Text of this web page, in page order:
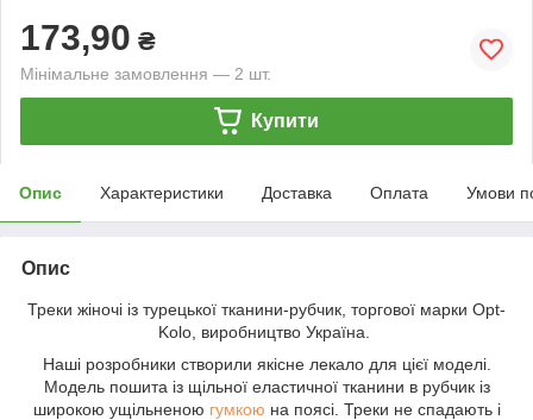
173,90 ₴
Мінімальне замовлення — 2 шт.
Купити
Опис Характеристики Доставка Оплата Умови
Опис
Треки жіночі із турецької тканини-рубчик, торгової марки Opt-
Kolo, виробництво Україна.
Наші розробники створили якісне лекало для цієї моделі.
Модель пошита із щільної еластичної тканини в рубчик із
широкою ущільненою гумкою на поясі. Треки не спадають і